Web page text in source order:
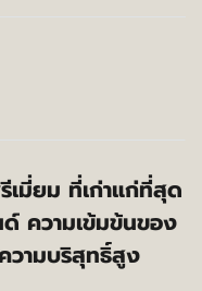
เมี่ยม ที่เก่าแก่ที่สุด
ด์ ความเข้มข้นของ
วามบริสุทธิ์สูง